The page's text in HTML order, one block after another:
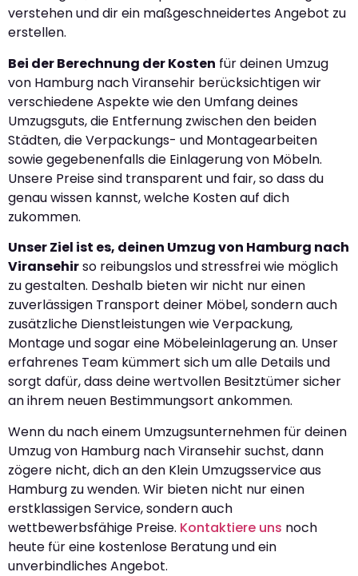
verstehen und dir ein maßgeschneidertes Angebot zu
erstellen.
Bei der Berechnung der Kosten für deinen Umzug
von Hamburg nach Viransehir berücksichtigen wir
verschiedene Aspekte wie den Umfang deines
Umzugsguts, die Entfernung zwischen den beiden
Städten, die Verpackungs- und Montagearbeiten
sowie gegebenenfalls die Einlagerung von Möbeln.
Unsere Preise sind transparent und fair, so dass du
genau wissen kannst, welche Kosten auf dich
zukommen.
Unser Ziel ist es, deinen Umzug von Hamburg nach
Viransehirso reibungslos und stressfrei wie möglich
zu gestalten. Deshalb bieten wir nicht nur einen
zuverlässigen Transport deiner Möbel, sondern auch
zusätzliche Dienstleistungen wie Verpackung,
Montage und sogar eine Möbeleinlagerung an. Unser
erfahrenes Team kümmert sich um alle Details und
sorgt dafür, dass deine wertvollen Besitztümer sicher
an ihrem neuen Bestimmungsort ankommen.
Wenn du nach einem Umzugsunternehmen für deinen
Umzug von Hamburg nach Viransehir suchst, dann
zögere nicht, dich an den Klein Umzugsservice aus
Hamburg zu wenden. Wir bieten nicht nur einen
erstklassigen Service, sondern auch
wettbewerbsfähige Preise. Kontaktiere uns noch
heute für eine kostenlose Beratung und ein
unverbindliches Angebot.